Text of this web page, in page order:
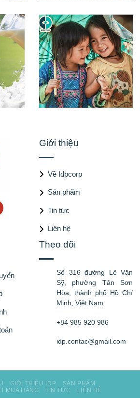
Giới thiệu
Về Idpcorp
Sản phẩm
Tin tức
Liên hệ
Theo dõi
Số 316 đường Lê Văn
Sỹ, phường Tân Sơn
Hòa, thành phố Hồ Chí
Minh, Việt Nam
+84 985 920 986
idp.contac@gmail.com
GIỚI THIỆU IDP
SẢN PHẨM
MUA HÀNG
TIN TỨC LIÊN HỆ